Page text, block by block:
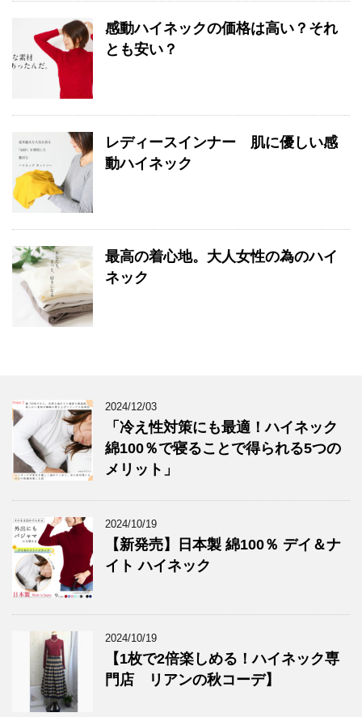
感動ハイネックの価格は高い？それ
とも安い？
レディースインナー 肌に優しい感
動ハイネック
最高の着心地。大人女性の為のハイ
ネック
2024/12/03
「冷え性対策にも最適！ハイネック
綿100％で寝ることで得られる5つの
メリット」
2024/10/19
【新発売】日本製 綿100％ デイ＆ナ
イト ハイネック
2024/10/19
【1枚で2倍楽しめる！ハイネック専
門店 リアンの秋コーデ】